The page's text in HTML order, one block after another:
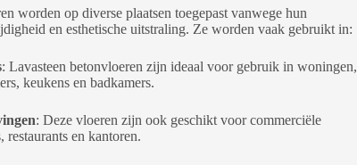
worden op diverse plaatsen toegepast vanwege hun
en esthetische uitstraling. Ze worden vaak gebruikt in:
: Lavasteen betonvloeren zijn ideaal voor gebruik in woningen,
keukens en badkamers.
: Deze vloeren zijn ook geschikt voor commerciële
en kantoren.